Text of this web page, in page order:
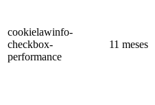
cookielawinfo-
checkbox-
performance
11 meses